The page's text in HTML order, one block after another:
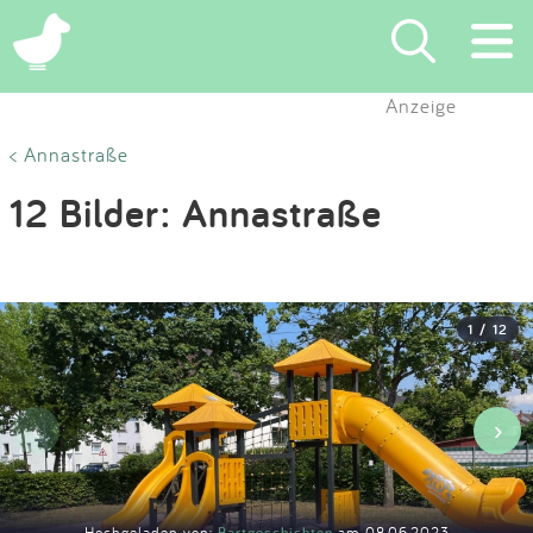
×
Eintragen
Blog
Partner
Kontakt
Anzeige
< Annastraße
12 Bilder: Annastraße
1 / 12
‹ ›